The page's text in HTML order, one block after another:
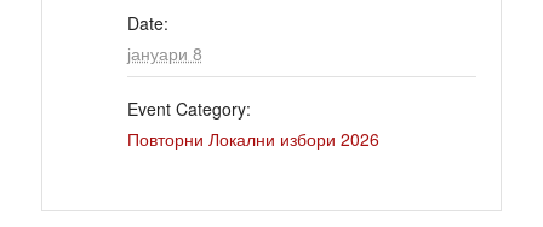
Date:
јануари 8
Event Category:
Повторни Локални избори 2026